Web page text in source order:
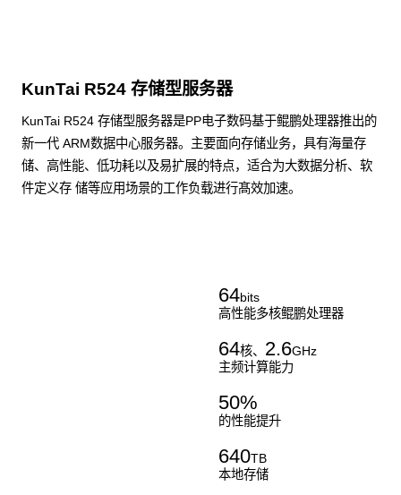
KunTai R524 存储型服务器
KunTai R524 存储型服务器是PP电子数码基于鲲鹏处理器推出的
新一代 ARM数据中心服务器。主要面向存储业务，具有海量存
储、高性能、低功耗以及易扩展的特点，适合为大数据分析、软
件定义存 储等应用场景的工作负载进行髙效加速。
64bits
高性能多核鲲鹏处理器
64核、 2.6GHz
主频计算能力
50%
的性能提升
640TB
本地存储